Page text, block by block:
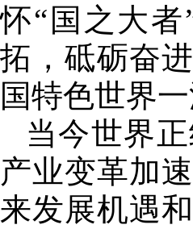
怀“国之大
拓，砥砺奋
国特色世界
当今世界
产业变革加
来发展机遇